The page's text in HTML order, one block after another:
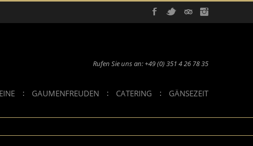
Rufen Sie uns an: +49 (0) 351 4 26 78 35
GAUMENFREUDEN CATERING GÄNSEZEIT